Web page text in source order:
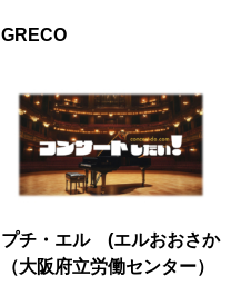
GRECO
プチ・エル (エルおおさか
（大阪府立労働センター）